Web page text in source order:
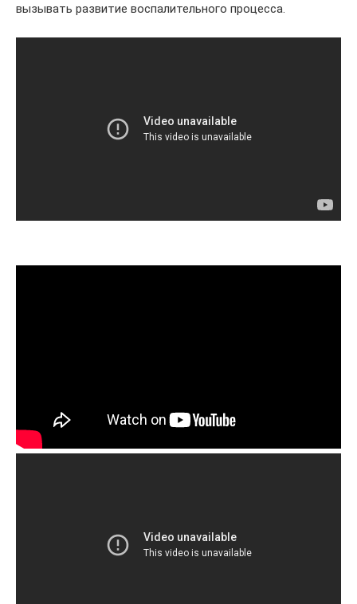
вызывать развитие воспалительного процесса.